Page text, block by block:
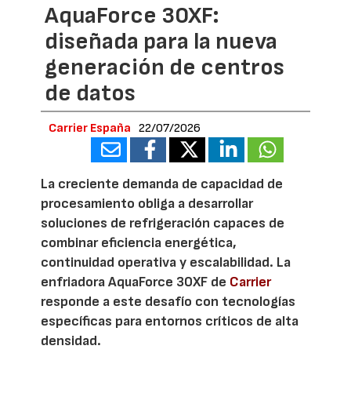
AquaForce 30XF:
diseñada para la nueva
generación de centros
de datos
Carrier España 22/07/2026
La creciente demanda de capacidad de
procesamiento obliga a desarrollar
soluciones de refrigeración capaces de
combinar eficiencia energética,
continuidad operativa y escalabilidad. La
enfriadora AquaForce 30XF de Carrier
responde a este desafío con tecnologías
específicas para entornos críticos de alta
densidad.